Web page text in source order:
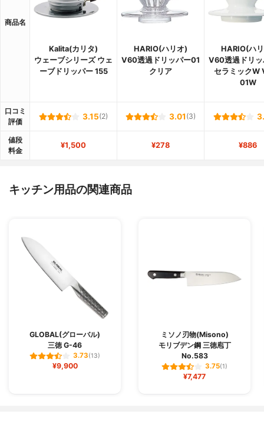
商品名
Kalita(カリタ)
ウェーブシリーズ ウェ
ーブドリッパー 155
HARIO(ハリオ)
V60透過ドリッパー01
クリア
HARIO(ハ
V60透過ドリ
セラミックW
01W
口コミ
評価
3.15(2) 3.01 (3)
値段
料金
¥1,500 ¥278 ¥886
キッチン用品の関連商品
GLOBAL(グローバル)
三徳 G-46
3.73(13)
¥9,900
ミソノ刃物(Misono)
モリブデン鋼 三徳庖丁
No.583
3.75(1)
¥7,477